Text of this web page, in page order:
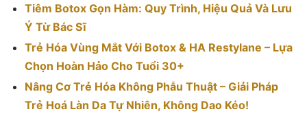
Tiêm Botox Gọn Hàm: Quy Trình, Hiệu Quả Và Lưu
Ý Từ Bác Sĩ
Trẻ Hóa Vùng Mắt Với Botox & HA Restylane – Lựa
Chọn Hoàn Hảo Cho Tuổi 30+
Nâng Cơ Trẻ Hóa Không Phẫu Thuật – Giải Pháp
Trẻ Hoá Làn Da Tự Nhiên, Không Dao Kéo!